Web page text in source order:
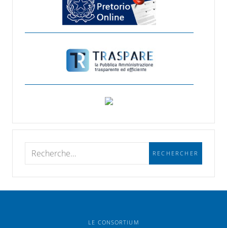
LE CONSORTIUM